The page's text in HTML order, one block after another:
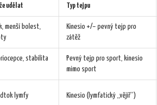
udělat Typ tejpu
menší bolest,
Kinesio +/− pevný tejp pro
zátěž
stabilita
Pevný tejp pro sport, kinesio
mimo sport
lymfy Kinesio (lymfatický „vějíř“)